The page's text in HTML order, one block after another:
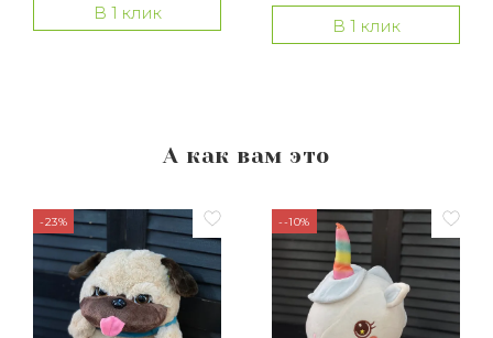
В 1 клик
В 1 клик
А как вам это
-23% --10%